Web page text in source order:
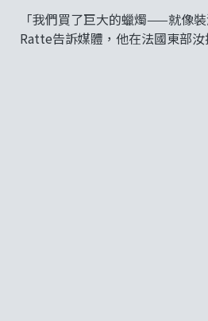
「我們買了巨大的蠟燭——就像
Ratte告訴媒體，他在法國東部